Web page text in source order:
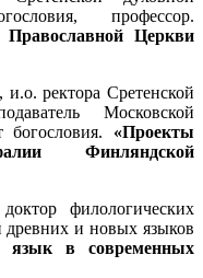
профессор.
Церкви
ректора Сретенской
Московской
богословия. «Проекты
Финляндской
филологических
древних и новых языков
язык в современных